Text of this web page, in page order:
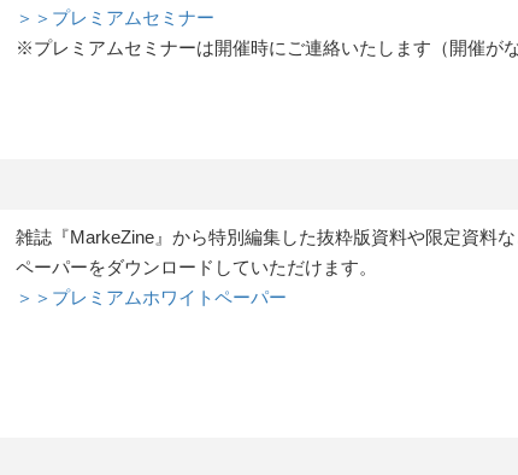
＞＞プレミアムセミナー
※プレミアムセミナーは開催時にご連絡いたします（開催が
雑誌『MarkeZine』から特別編集した抜粋版資料や限定資料
ペーパーをダウンロードしていただけます。
＞＞プレミアムホワイトペーパー